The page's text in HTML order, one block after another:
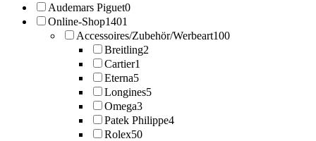
Audemars Piguet0
Online-Shop1401
Accessoires/Zubehör/Werbeart100
Breitling2
Cartier1
Eterna5
Longines5
Omega3
Patek Philippe4
Rolex50